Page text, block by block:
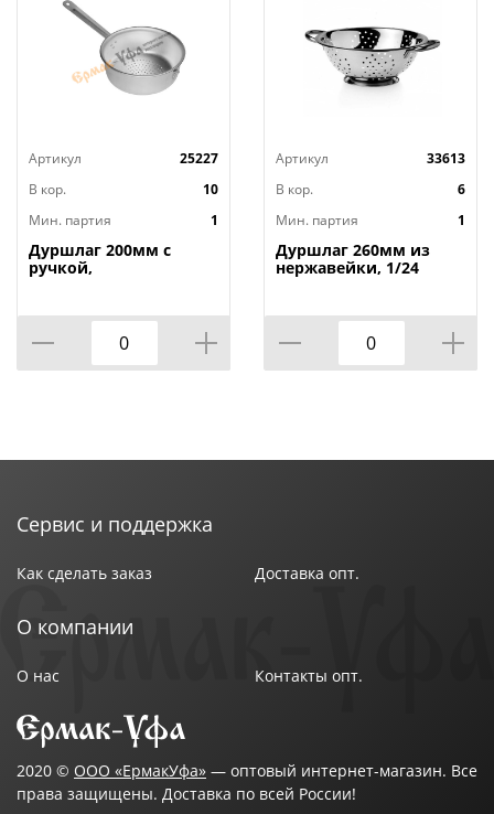
Артикул
25227
В кор.
10
Мин. партия
1
Дуршлаг 200мм с
ручкой,
КАЛИТВА, 1/10
Артикул
33613
В кор.
6
Мин. партия
1
Дуршлаг 260мм из
нержавейки, 1/24
Сервис и поддержка
Как сделать заказ Доставка опт.
О компании
О нас Контакты опт.
2020 © ООО «ЕрмакУфа» — оптовый интернет-магазин. Все
права защищены. Доставка по всей России!